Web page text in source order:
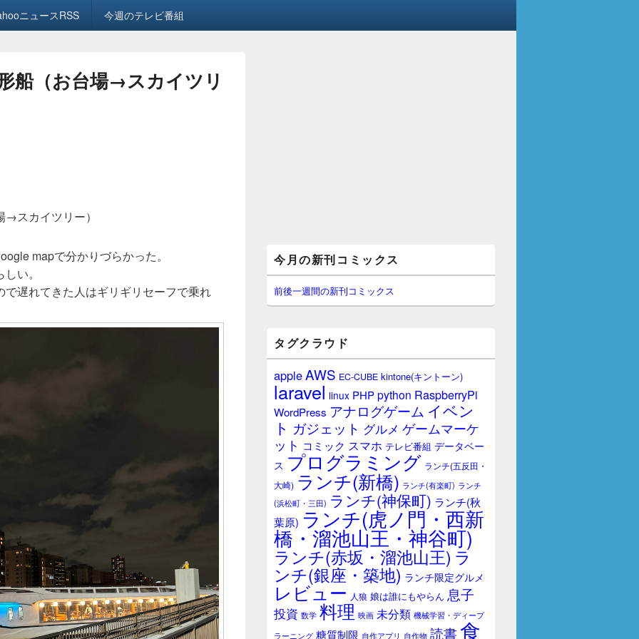
ニュースRSS 今週のテレビ番組
船（お台場→スカイツリ
スカイツリー）
mapで分かりづらかった。
い。
遅れてきた人はギリギリセーフで乗れ
イ
ン
サ
イ
ー
ジ
ッ
ト
今月の新刊コミックス
前後一週間の新刊コミックス
タグクラウド
appleAWS EC-CUBE kintone(キントーン)
laravel linux PHPpython RaspberryPi
WordPress アナログゲーム イベン
ト ガジェット グルメ ゲームマーケ
ット コミック スマホ テレビ番組 データベー
ス プログラミング ランチ(五反田・
大崎) ランチ(新橋) ランチ(有楽町) ランチ
(浜松町・三田) ランチ(神保町) ランチ(秋
葉原) ランチ(虎ノ門・西新
橋・溜池山王・神谷町)
ランチ(赤坂・溜池山王) ラ
ンチ(銀座・築地) ランチ限定グルメ
レビュー 人狼 娘は誰にもやらん 息子
投資 数学 料理 映画 未分類 機械学習・ディープ
ラーニング 糖質制限 自作アプリ 自作物 読書食